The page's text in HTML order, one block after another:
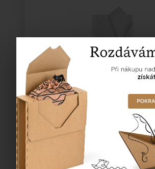
Katalogové číslo:93301
152,46 Kč